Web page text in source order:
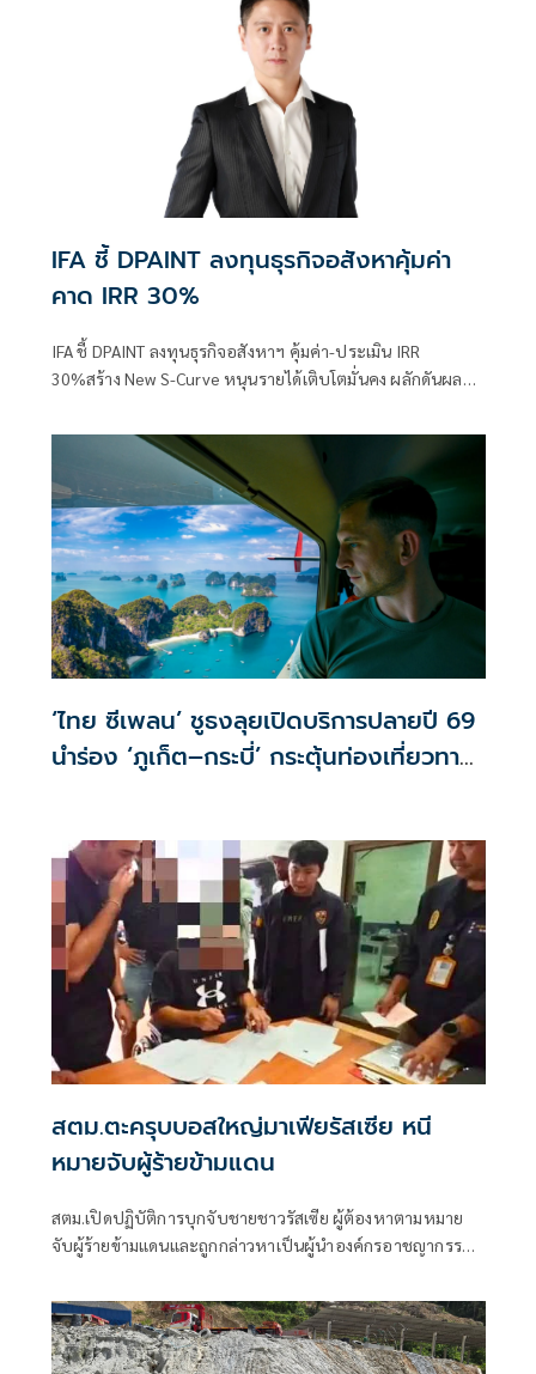
IFA ชี้ DPAINT ลงทุนธุรกิจอสังหาคุ้มค่า
คาด IRR 30%
IFA ชี้ DPAINT ลงทุนธุรกิจอสังหาฯ คุ้มค่า-ประเมิน IRR
30%สร้าง New S-Curve หนุนรายได้เติบโตมั่นคง ผลักดันผล
‘ไทย ซีเพลน’ ชูธงลุยเปิดบริการปลายปี 69
นำร่อง ‘ภูเก็ต–กระบี่’ กระตุ้นท่องเที่ยวทาง
สตม.ตะครุบบอสใหญ่มาเฟียรัสเซีย หนี
หมายจับผู้ร้ายข้ามแดน
สตม.เปิดปฏิบัติการบุกจับชายชาวรัสเซีย ผู้ต้องหาตามหมาย
จับผู้ร้ายข้ามแดนและถูกกล่าวหาเป็นผู้นำองค์กรอาชญากรรม
จังหวัดภูเก็ต พร้อมพบอยู่ในราชอาณาจักรเกิ